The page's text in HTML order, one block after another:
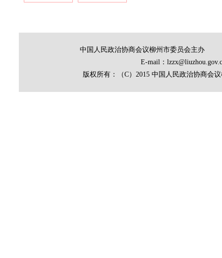
中国人民政治协商会议柳州市委员会主
E-mail：
版权所有：（C）2015 中国人民政治